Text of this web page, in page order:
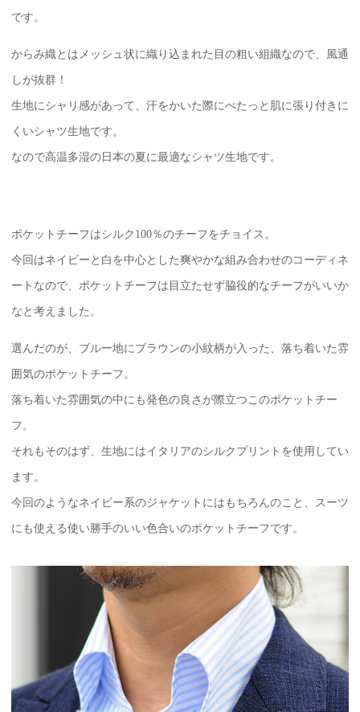
です。
からみ織とはメッシュ状に織り込まれた目の粗い組織なので、風通
しが抜群！
生地にシャリ感があって、汗をかいた際にべたっと肌に張り付きに
くいシャツ生地です。
なので高温多湿の日本の夏に最適なシャツ生地です。
ポケットチーフはシルク100％のチーフをチョイス。
今回はネイビーと白を中心とした爽やかな組み合わせのコーディネ
ートなので、ポケットチーフは目立たせず脇役的なチーフがいいか
なと考えました。
選んだのが、ブルー地にブラウンの小紋柄が入った、落ち着いた雰
囲気のポケットチーフ。
落ち着いた雰囲気の中にも発色の良さが際立つこのポケットチー
フ。
それもそのはず、生地にはイタリアのシルクプリントを使用してい
ます。
今回のようなネイビー系のジャケットにはもちろんのこと、スーツ
にも使える使い勝手のいい色合いのポケットチーフです。